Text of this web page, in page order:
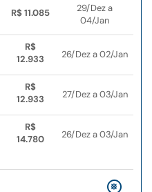
R$ 11.085
29/Dez a
04/Jan
R$
12.933
26/Dez a 02/Jan
R$
12.933
27/Dez a 03/Jan
R$
14.780
26/Dez a 03/Jan